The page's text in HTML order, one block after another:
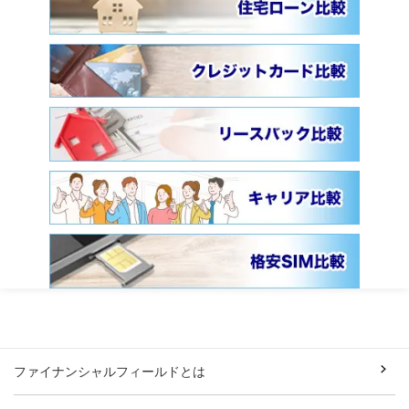
ファイナンシャルフィールドとは